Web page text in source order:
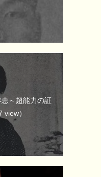
恵～超能力の証
view）